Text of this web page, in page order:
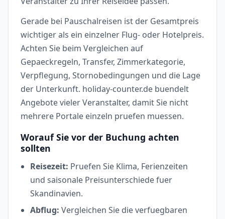
Gerade bei Pauschalreisen ist der Gesamtpreis
wichtiger als ein einzelner Flug- oder Hotelpreis.
Achten Sie beim Vergleichen auf
Gepaeckregeln, Transfer, Zimmerkategorie,
Verpflegung, Stornobedingungen und die Lage
der Unterkunft. holiday-counter.de buendelt
Angebote vieler Veranstalter, damit Sie nicht
mehrere Portale einzeln pruefen muessen.
Worauf Sie vor der Buchung achten
sollten
Reisezeit: Pruefen Sie Klima, Ferienzeiten
und saisonale Preisunterschiede fuer
Skandinavien.
Abflug: Vergleichen Sie die verfuegbaren